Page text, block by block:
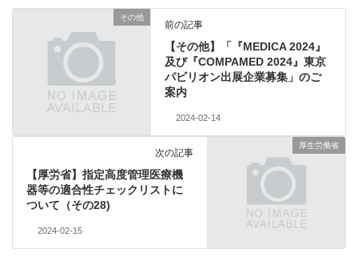
その他
前の記事
【その他】「『MEDICA 2024』
及び『COMPAMED 2024』東京
パビリオン出展企業募集」のご
案内
2024-02-14
厚生労働省
次の記事
【厚労省】指定高度管理医療機
器等の適合性チェックリストに
ついて（その28)
2024-02-15